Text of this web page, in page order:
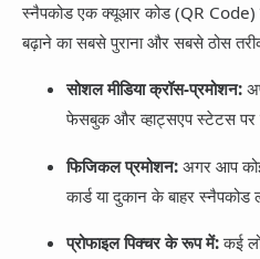
स्नैपकोड एक क्यूआर कोड (QR Code)
बढ़ाने का सबसे पुराना और सबसे ठोस
सोशल मीडिया क्रॉस-प्रमोशन:
फेसबुक और व्हाट्सएप स्टेटस
फिजिकल प्रमोशन:अगर आप
कार्ड या दुकान के बाहर
प्रोफाइल पिक्चर के रूप में:कई